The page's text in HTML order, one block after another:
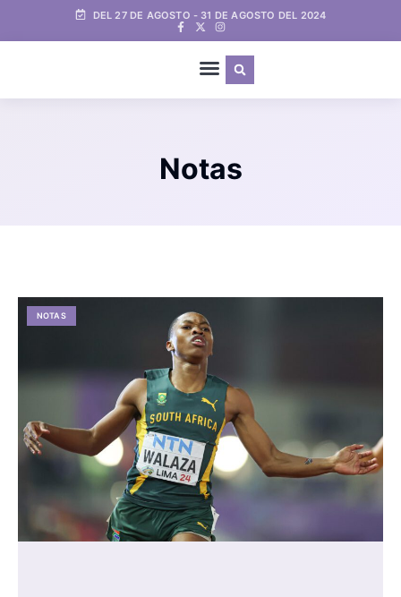
DEL 27 DE AGOSTO - 31 DE AGOSTO DEL 2024
Notas
NOTAS